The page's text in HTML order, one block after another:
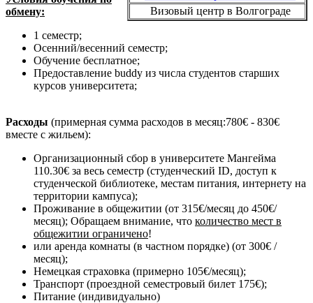
Визовый центр в Волгограде
обмену:
1 семестр;
Осенний/весенний семестр;
Обучение бесплатное;
Предоставление buddy из числа студентов старших
курсов университета;
Расходы (примерная сумма расходов в месяц:780€ - 830€
вместе с жильем):
Организационный сбор в университете Мангейма
110.30€ за весь семестр (студенческий ID, доступ к
студенческой библиотеке, местам питания, интернету на
территории кампуса);
Проживание в общежитии (от 315€/месяц до 450€/
месяц); Обращаем внимание, что количество мест в
общежитии ограничено!
или аренда комнаты (в частном порядке) (от 300€ /
месяц);
Немецкая страховка (примерно 105€/месяц);
Транспорт (проездной семестровый билет 175€);
Питание (индивидуально)